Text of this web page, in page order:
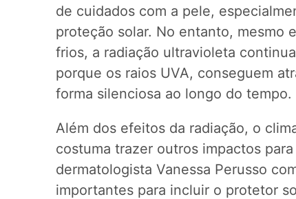
de cuidados com a pele,
proteção solar. No entanto, mesmo
frios, a radiação ultravioleta
porque os raios UVA, conseguem
forma silenciosa ao longo do tempo.
Além dos efeitos da radiação, o
costuma trazer outros impactos
dermatologista Vanessa Perusso
importantes para incluir o protetor